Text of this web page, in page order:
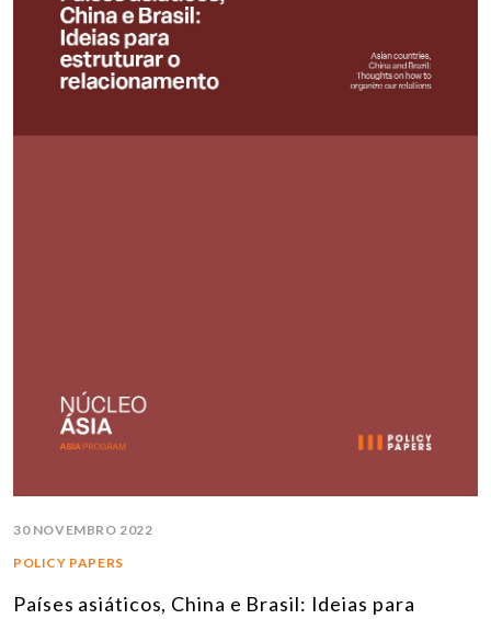
30 NOVEMBRO 2022
POLICY PAPERS
Países asiáticos, China e Brasil: Ideias para